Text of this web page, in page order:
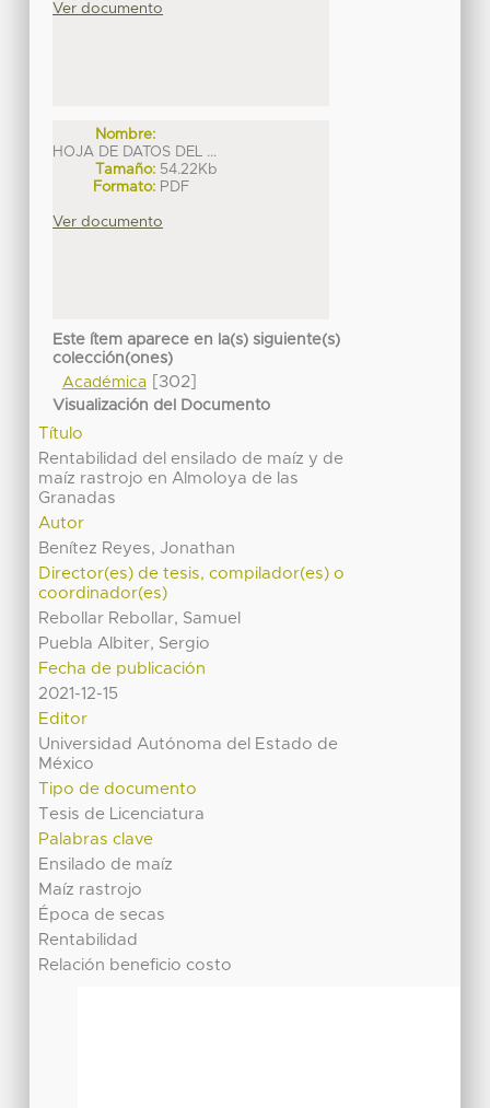
Ver documento
Nombre:
HOJA DE DATOS DEL ...
Tamaño: 54.22Kb
Formato: PDF
Ver documento
Este ítem aparece en la(s) siguiente(s)
colección(ones)
Académica[302]
Visualización del Documento
Título
Rentabilidad del ensilado de maíz y de
maíz rastrojo en Almoloya de las
Granadas
Autor
Benítez Reyes, Jonathan
Director(es) de tesis, compilador(es) o
coordinador(es)
Rebollar Rebollar, Samuel
Puebla Albiter, Sergio
Fecha de publicación
2021-12-15
Editor
Universidad Autónoma del Estado de
México
Tipo de documento
Tesis de Licenciatura
Palabras clave
Ensilado de maíz
Maíz rastrojo
Época de secas
Rentabilidad
Relación beneficio costo